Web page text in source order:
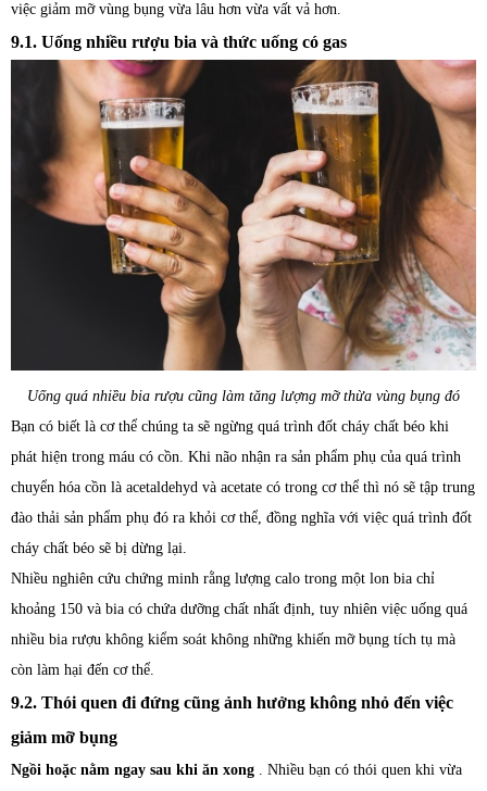
việc giảm mỡ vùng bụng vừa lâu hơn vừa vất vả hơn.
9.1. Uống nhiều rượu bia và thức uống có gas
Uống quá nhiều bia rượu cũng làm tăng lượng mỡ thừa vùng bụng đó
Bạn có biết là cơ thể chúng ta sẽ ngừng quá trình đốt cháy chất béo khi
phát hiện trong máu có cồn. Khi não nhận ra sản phẩm phụ của quá trình
chuyển hóa cồn là acetaldehyd và acetate có trong cơ thể thì nó sẽ tập trung
đào thải sản phẩm phụ đó ra khỏi cơ thể, đồng nghĩa với việc quá trình đốt
cháy chất béo sẽ bị dừng lại.
Nhiều nghiên cứu chứng minh rằng lượng calo trong một lon bia chỉ
khoảng 150 và bia có chứa dưỡng chất nhất định, tuy nhiên việc uống quá
nhiều bia rượu không kiểm soát không những khiến mỡ bụng tích tụ mà
còn làm hại đến cơ thể.
9.2. Thói quen đi đứng cũng ảnh hưởng không nhỏ đến việc
giảm mỡ bụng
Ngồi hoặc nằm ngay sau khi ăn xong . Nhiều bạn có thói quen khi vừa